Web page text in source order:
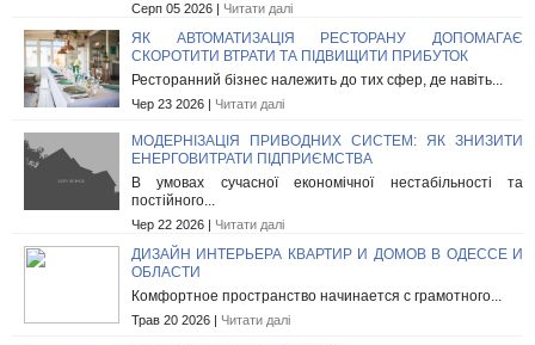
Серп 05 2026 | Читати далі
ЯК АВТОМАТИЗАЦІЯ РЕСТОРАНУ ДОПОМАГАЄ
СКОРОТИТИ ВТРАТИ ТА ПІДВИЩИТИ ПРИБУТОК
Ресторанний бізнес належить до тих сфер, де навіть...
Чер 23 2026 | Читати далі
МОДЕРНІЗАЦІЯ ПРИВОДНИХ СИСТЕМ: ЯК ЗНИЗИТИ
ЕНЕРГОВИТРАТИ ПІДПРИЄМСТВА
В умовах сучасної економічної нестабільності та
постійного...
Чер 22 2026 | Читати далі
ДИЗАЙН ИНТЕРЬЕРА КВАРТИР И ДОМОВ В ОДЕССЕ И
ОБЛАСТИ
Комфортное пространство начинается с грамотного...
Трав 20 2026 | Читати далі